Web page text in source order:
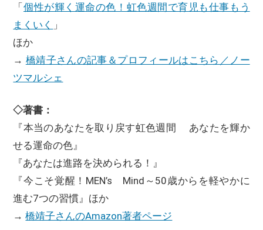
「個性が輝く運命の色！虹色週間で育児も仕事もう
まくいく 」
ほか
→ 橋靖子さんの記事＆プロフィールはこちら／ノー
ツマルシェ
◇著書：
『本当のあなたを取り戻す虹色週間 あなたを輝か
せる運命の色』
『あなたは進路を決められる！』
『今こそ覚醒！MEN’s Mind～50歳からを軽やかに
進む7つの習慣』ほか
→橋靖子さんのAmazon著者ページ